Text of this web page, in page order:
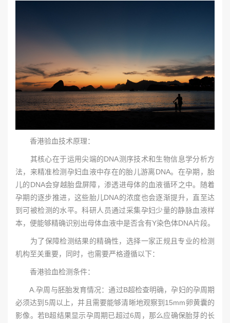
香港验血技术原理：
其核心在于运用尖端的DNA测序技术和生物信息学分析方
法，来精准检测孕妇血液中存在的胎儿游离DNA。在孕期，胎
儿的DNA会穿越胎盘屏障，渗透进母体的血液循环之中。随着
孕期的逐步推进，这些胎儿DNA的浓度也会逐渐提升，直至达
到可被检测的水平。科研人员通过采集孕妇少量的静脉血液样
本，便能够精确识别出母体血液中是否含有Y染色体DNA片段。
为了保障检测结果的精确性，选择一家正规且专业的检测
机构至关重要，同时，也需要严格遵循以下：
香港验血检测条件：
A.孕周与胚胎发育情况：通过B超检查明确，孕妇的孕周期
必须达到5周以上，并且需要能够清晰地观察到15mm卵黄囊的
影像。若B超结果显示孕周期已超过6周，那么应确保胎芽的长